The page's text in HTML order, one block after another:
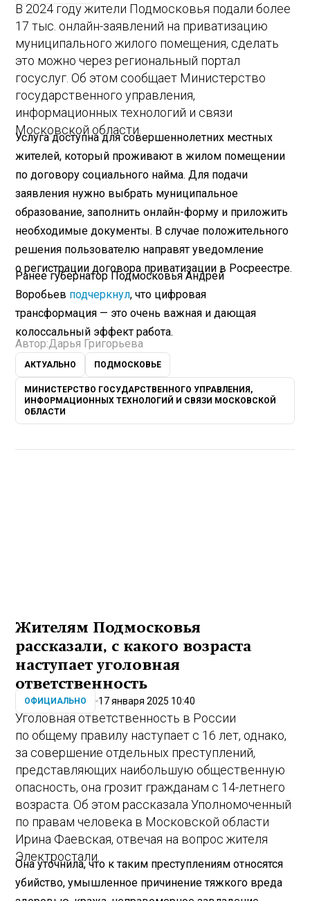
В 2024 году жители Подмосковья подали более
17 тыс. онлайн-заявлений на приватизацию
муниципального жилого помещения, сделать
это можно через региональный портал
госуслуг. Об этом сообщает Министерство
государственного управления,
информационных технологий и связи
Московской области.
Услуга доступна для совершеннолетних местных
жителей, который проживают в жилом помещении
по договору социального найма. Для подачи
заявления нужно выбрать муниципальное
образование, заполнить онлайн-форму и приложить
необходимые документы. В случае положительного
решения пользователю направят уведомление
о регистрации договора приватизации в Росреестре.
Ранее губернатор Подмосковья Андрей
Воробьев подчеркнул, что цифровая
трансформация — это очень важная и дающая
колоссальный эффект работа.
Автор:Дарья Григорьева
АКТУАЛЬНО ПОДМОСКОВЬЕ
МИНИСТЕРСТВО ГОСУДАРСТВЕННОГО УПРАВЛЕНИЯ,
ИНФОРМАЦИОННЫХ ТЕХНОЛОГИЙ И СВЯЗИ МОСКОВСКОЙ
ОБЛАСТИ
Жителям Подмосковья
рассказали, с какого возраста
наступает уголовная
ответственность
ОФИЦИАЛЬНО 17 января 2025 10:40
Уголовная ответственность в России
по общему правилу наступает с 16 лет, однако,
за совершение отдельных преступлений,
представляющих наибольшую общественную
опасность, она грозит гражданам с 14-летнего
возраста. Об этом рассказала Уполномоченный
по правам человека в Московской области
Ирина Фаевская, отвечая на вопрос жителя
Электростали.
Она уточнила, что к таким преступлениям относятся
убийство, умышленное причинение тяжкого вреда